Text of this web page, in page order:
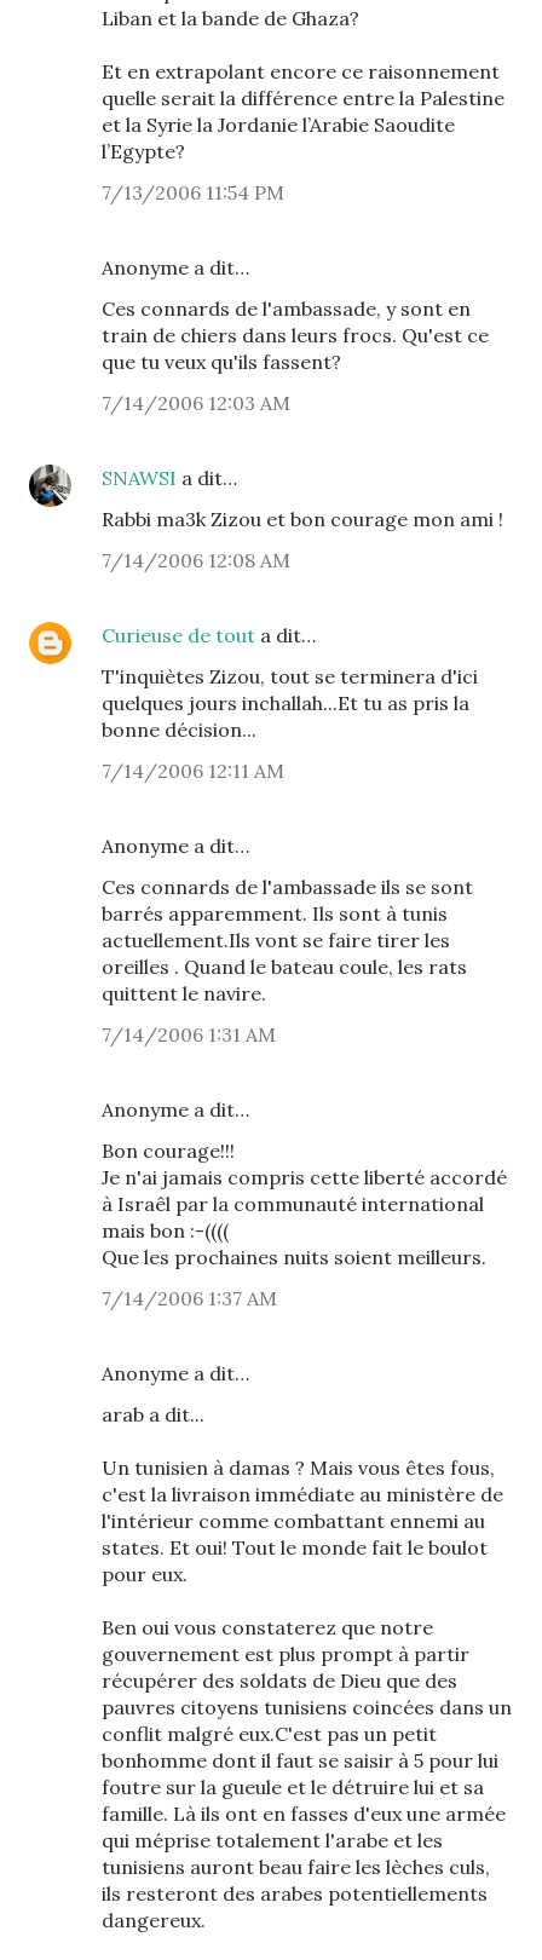
Liban et la bande de Ghaza?
Et en extrapolant encore ce raisonnement
quelle serait la différence entre la Palestine
et la Syrie la Jordanie l’Arabie Saoudite
l’Egypte?
7/13/2006 11:54 PM
Anonyme a dit…
Ces connards de l'ambassade, y sont en
train de chiers dans leurs frocs. Qu'est ce
que tu veux qu'ils fassent?
7/14/2006 12:03 AM
SNAWSI a dit…
Rabbi ma3k Zizou et bon courage mon ami !
7/14/2006 12:08 AM
Curieuse de tout a dit…
T'inquiètes Zizou, tout se terminera d'ici
quelques jours inchallah...Et tu as pris la
bonne décision...
7/14/2006 12:11 AM
Anonyme a dit…
Ces connards de l'ambassade ils se sont
barrés apparemment. Ils sont à tunis
actuellement.Ils vont se faire tirer les
oreilles . Quand le bateau coule, les rats
quittent le navire.
7/14/2006 1:31 AM
Anonyme a dit…
Bon courage!!!
Je n'ai jamais compris cette liberté accordé
à Israêl par la communauté international
mais bon :-((((
Que les prochaines nuits soient meilleurs.
7/14/2006 1:37 AM
Anonyme a dit…
arab a dit...
Un tunisien à damas ? Mais vous êtes fous,
c'est la livraison immédiate au ministère de
l'intérieur comme combattant ennemi au
states. Et oui! Tout le monde fait le boulot
pour eux.
Ben oui vous constaterez que notre
gouvernement est plus prompt à partir
récupérer des soldats de Dieu que des
pauvres citoyens tunisiens coincées dans un
conflit malgré eux.C'est pas un petit
bonhomme dont il faut se saisir à 5 pour lui
foutre sur la gueule et le détruire lui et sa
famille. Là ils ont en fasses d'eux une armée
qui méprise totalement l'arabe et les
tunisiens auront beau faire les lèches culs,
ils resteront des arabes potentiellements
dangereux.